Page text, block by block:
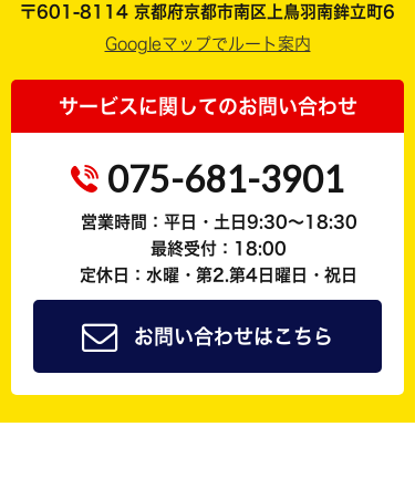
〒601-8114 京都府京都市南区上鳥羽南鉾立町6
Googleマップでルート案内
サービスに関してのお問い合わせ
075-681-3901
営業時間：平日・土日9:30～18:30
最終受付：18:00
定休日：水曜・第2.第4日曜日・祝日
お問い合わせはこちら